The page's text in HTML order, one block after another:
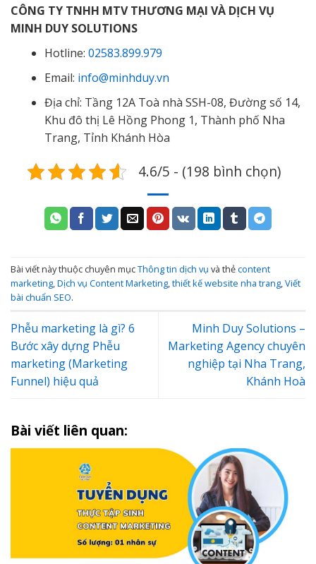
CÔNG TY TNHH MTV THƯƠNG MẠI VÀ DỊCH VỤ
MINH DUY SOLUTIONS
Hotline: 02583.899.979
Email: info@minhduy.vn
Địa chỉ: Tầng 12A Toà nhà SSH-08, Đường số 14,
Khu đô thị Lê Hồng Phong 1, Thành phố Nha
Trang, Tỉnh Khánh Hòa
4.6/5 - (198 bình chọn)
Bài viết này thuộc chuyên mụcThông tin dịch vụ và thẻcontent
marketing,Dịch vụ Content Marketing,thiết kế website nha trang,Viết
bài chuẩn SEO.
Phễu marketing là gì? 6
Bước xây dựng Phễu
marketing (Marketing
Funnel) hiệu quả
Minh Duy Solutions –
Marketing Agency chuyên
nghiệp tại Nha Trang,
Khánh Hoà
Bài viết liên quan: